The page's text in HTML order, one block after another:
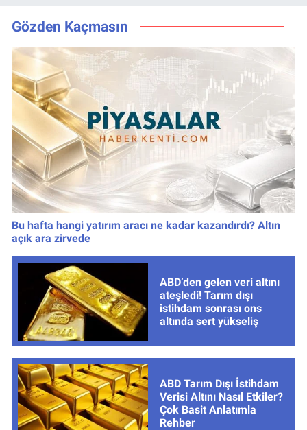
numaralar
Gözden Kaçmasın
Bu hafta hangi yatırım aracı ne kadar kazandırdı? Altın
açık ara zirvede
ABD’den gelen veri altını
ateşledi! Tarım dışı
istihdam sonrası ons
altında sert yükseliş
ABD Tarım Dışı İstihdam
Verisi Altını Nasıl Etkiler?
Çok Basit Anlatımla
Rehber